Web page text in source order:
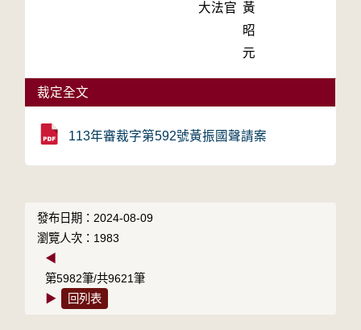
大法官 黃
昭
元
裁定全文
113年審裁字第592號黃振國聲請案
發布日期：2024-08-09
瀏覽人次：1983
◀
第5982筆/共9621筆
▶
回列表